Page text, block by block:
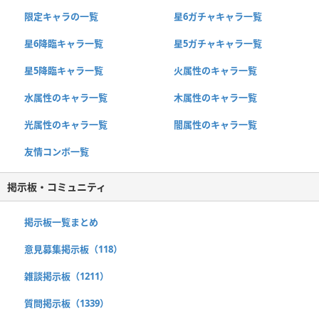
限定キャラの一覧 星6ガチャキャラ一覧
星6降臨キャラ一覧 星5ガチャキャラ一覧
星5降臨キャラ一覧 火属性のキャラ一覧
水属性のキャラ一覧 木属性のキャラ一覧
光属性のキャラ一覧 闇属性のキャラ一覧
友情コンボ一覧
掲示板・コミュニティ
掲示板一覧まとめ
意見募集掲示板（118）
雑談掲示板（1211）
質問掲示板（1339）